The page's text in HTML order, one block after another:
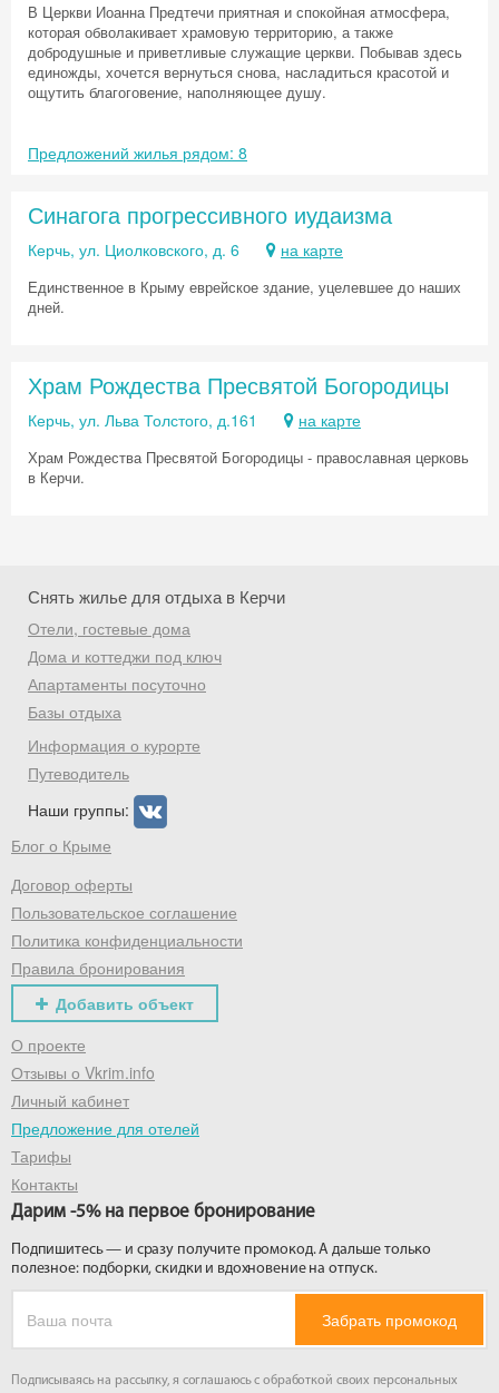
В Церкви Иоанна Предтечи приятная и спокойная атмосфера,
которая обволакивает храмовую территорию, а также
добродушные и приветливые служащие церкви. Побывав здесь
единожды, хочется вернуться снова, насладиться красотой и
ощутить благоговение, наполняющее душу.
Предложений жилья рядом: 8
Синагога прогрессивного иудаизма
Керчь, ул. Циолковского, д. 6 на карте
Единственное в Крыму еврейское здание, уцелевшее до наших
дней.
Храм Рождества Пресвятой Богородицы
Керчь, ул. Льва Толстого, д.161 на карте
Храм Рождества Пресвятой Богородицы - православная церковь
в Керчи.
Снять жилье для отдыха в Керчи
Отели, гостевые дома
Дома и коттеджи под ключ
Апартаменты посуточно
Базы отдыха
Информация о курорте
Путеводитель
Наши группы:
Блог о Крыме
Договор оферты
Пользовательское соглашение
Политика конфиденциальности
Правила бронирования
Добавить объект
О проекте
Отзывы о Vkrim.info
Личный кабинет
Предложение для отелей
Тарифы
Контакты
Дарим -5% на первое бронирование
Подпишитесь — и сразу получите промокод. А дальше только
полезное: подборки, скидки и вдохновение на отпуск.
Забрать промокод
Подписываясь на рассылку, я соглашаюсь с обработкой своих персональных